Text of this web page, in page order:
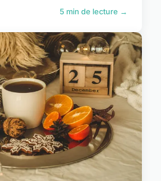
5 min de lecture →